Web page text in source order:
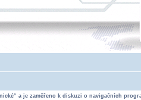
a je zaměřeno k diskuzi o navigačních